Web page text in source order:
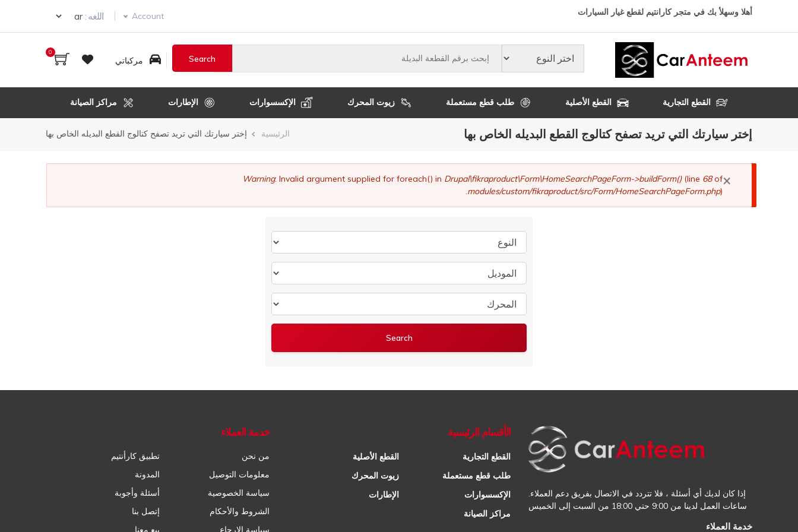
المحتوى
أهلا وسهلأ بك في متجر كارانتيم لقطع غيار السيارات Account اللغه :
مركباتي
0
القطع التجارية القطع الأصلية طلب قطع مستعملة زيوت المحرك الإكسسوارات الإطارات مراكز الصيانة
إختر سيارتك التي تريد تصفح كتالوج القطع البديله الخاص بها
مسار
التنقل
الرئيسية إختر سيارتك التي تريد تصفح كتالوج القطع البديله الخاص بها
×
رسالة
الخطأ
Warning: Invalid argument supplied for foreach() in Drupal\fikraproduct\Form\HomeSearchPageForm->buildForm()(line 68of
modules/custom/fikraproduct/src/Form/HomeSearchPageForm.php).
النوع
الموديل
المحرك
إذا كان لديك أي أسئلة ، فلا تتردد في الاتصال بفريق دعم العملاء.
ساعات العمل لدينا من 9:00 حتي 18:00 من السبت إلى الخميس
خدمة العملاء
الأقسام الرئيسية
القطع التجارية
القطع الأصلية
طلب قطع مستعملة
زيوت المحرك
الإكسسوارات
الإطارات
مراكز الصيانة
خدمة العملاء
من نحن
تطبيق كارأنتيم
معلومات التوصيل
المدونة
سياسة الخصوصية
أسئلة وأجوبة
الشروط والأحكام
إتصل بنا
سياسة الإرجاع
بيع معنا